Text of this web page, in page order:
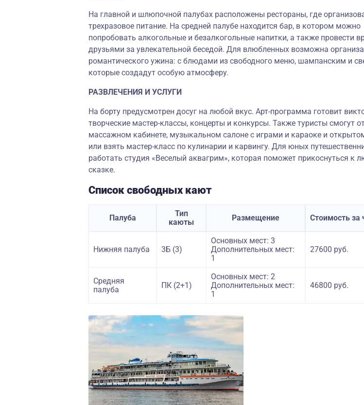
На главной и шлюпочной палубах расположены рестораны, где
трехразовое питание. На средней палубе находится бар, в котором можно
попробовать алкогольные и безалкогольные напитки, а также провести
друзьями за увлекательной беседой. Для влюбленных возможна
романтического ужина: с блюдами из свободного меню, шампанским и
которые создадут особую атмосферу.
РАЗВЛЕЧЕНИЯ И УСЛУГИ
На борту предусмотрен досуг на любой вкус. Арт-программа готовит
творческие мастер-классы, концерты и конкурсы. Также туристы смогут
массажном кабинете, музыкальном салоне с играми и караоке и
или взять мастер-класс по кулинарии и карвингу. Для юных
работать студия «Веселый аквагрим», которая поможет прикоснуться к
сказке.
Список свободных кают
Палуба
Тип
каюты
Размещение Стоимость за
Нижняя палуба 3Б (3)
Основных мест: 3
Дополнительных мест:
1
27600 руб.
Средняя
палуба
ПК (2+1)
Основных мест: 2
Дополнительных мест:
1
46800 руб.